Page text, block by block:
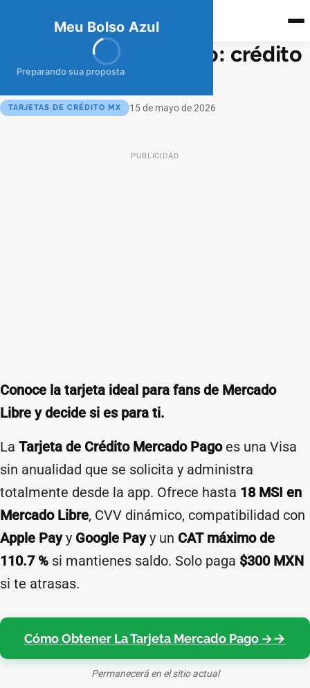
Meu Bolso Azul
Preparando sua proposta
meubolso Azul
Tarjeta Mercado Pago: crédito
sin anualidad
TARJETAS DE CRÉDITO MX 15 de mayo de 2026
PUBLICIDAD
Conoce la tarjeta ideal para fans de Mercado
Libre y decide si es para ti.
La Tarjeta de Crédito Mercado Pagoes una Visa
sin anualidad que se solicita y administra
totalmente desde la app. Ofrece hasta 18 MSI en
Mercado Libre, CVV dinámico, compatibilidad con
Apple Payy Google Payy un CAT máximo de
110.7 % si mantienes saldo. Solo paga $300 MXN
si te atrasas.
Cómo Obtener La Tarjeta Mercado Pago →
Permanecerá en el sitio actual